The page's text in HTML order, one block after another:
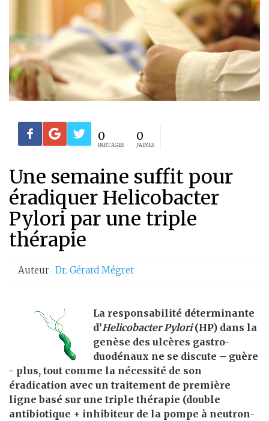
0
PARTAGES
0
J'AIMES
Une semaine suffit pour
éradiquer Helicobacter
Pylori par une triple
thérapie
Auteur Dr. Gérard Mégret
La responsabilité déterminante
d’Helicobacter Pylori (HP) dans la
genèse des ulcères gastro-
duodénaux ne se discute – guère
- plus, tout comme la nécessité de son
éradication avec un traitement de première
ligne basé sur une triple thérapie (double
antibiotique + inhibiteur de la pompe à neutron-